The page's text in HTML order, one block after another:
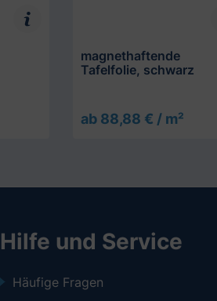
magnethaftende
Tafelfolie, schwarz
ab 88,88 € / m²
Hilfe und Service
Häufige Fragen